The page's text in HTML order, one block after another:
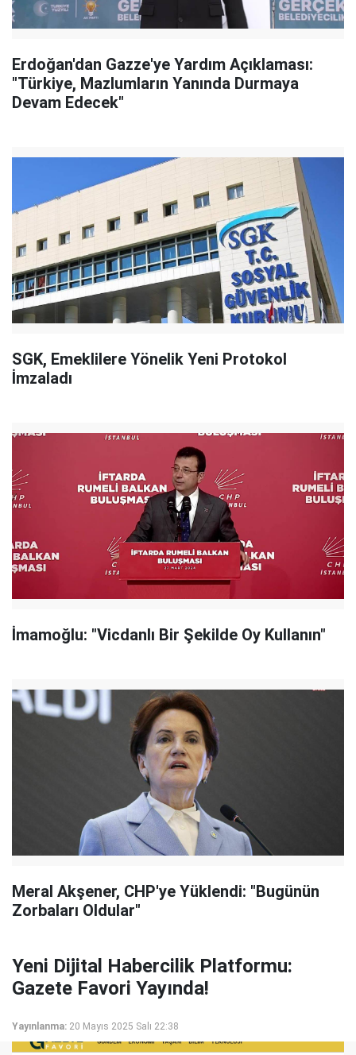
Erdoğan'dan Gazze'ye Yardım Açıklaması:
"Türkiye, Mazlumların Yanında Durmaya
Devam Edecek"
SGK, Emeklilere Yönelik Yeni Protokol
İmzaladı
İmamoğlu: "Vicdanlı Bir Şekilde Oy Kullanın"
Meral Akşener, CHP'ye Yüklendi: "Bugünün
Zorbaları Oldular"
Yeni Dijital Habercilik Platformu:
Gazete Favori Yayında!
Yayınlanma: 20 Mayıs 2025 Salı 22:38